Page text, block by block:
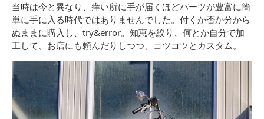
当時は今と異なり、痒い所に手が届くほどパーツが豊富に簡
単に手に入る時代ではありませんでした。付くか否か分から
ぬままに購入し、try&error。知恵を絞り、何とか自分で加
工して、お店にも頼んだりしつつ、コツコツとカスタム。